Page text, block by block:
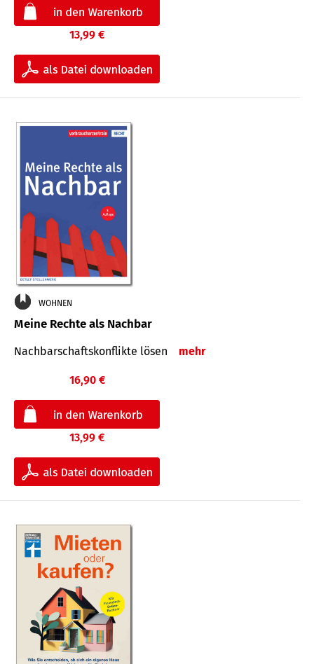
13,99 €
WOHNEN
Meine Rechte als Nachbar
Nach­bar­schafts­konflikte lösen mehr
16,90 €
13,99 €